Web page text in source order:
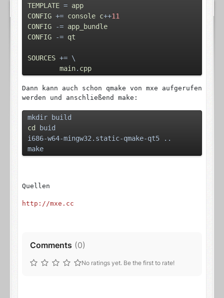
TEMPLATE = app
CONFIG += console c++11
CONFIG -= app_bundle
CONFIG -= qt
SOURCES += \
main. cpp
Dann kann auch schon qmake von mxe aufgerufen
werden und anschließend make:
mkdir build
cd buid
i686-w64-mingw32.static-qmake-qt5 ..
make
Quellen
http://mxe.cc
Comments (0)
No ratings yet. Be the first to rate!